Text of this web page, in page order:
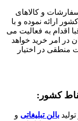
و کالاهای
ارائه نموده و با
اقدام به فعالیت می
در امر خرید خواهد
منطقی در اختیار
کشور:
بالن تبلیغاتی و